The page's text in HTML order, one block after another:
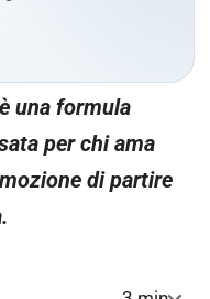
una formula
per chi ama
di partire